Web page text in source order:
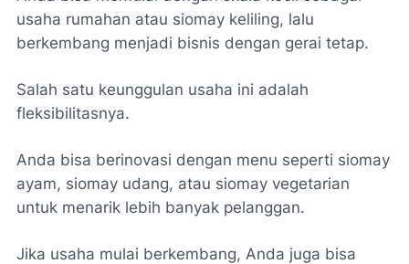
usaha rumahan atau siomay keliling, lalu
berkembang menjadi bisnis dengan gerai tetap.
Salah satu keunggulan usaha ini adalah
fleksibilitasnya.
Anda bisa berinovasi dengan menu seperti siomay
ayam, siomay udang, atau siomay vegetarian
untuk menarik lebih banyak pelanggan.
Jika usaha mulai berkembang, Anda juga bisa